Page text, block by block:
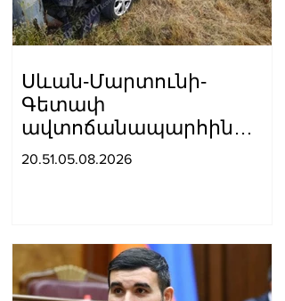
Սևան-Մարտունի-
Գետափ
ավտոճանապարհին
բшխվել են «Jeep»-ն ու
20.51.05.08.2026